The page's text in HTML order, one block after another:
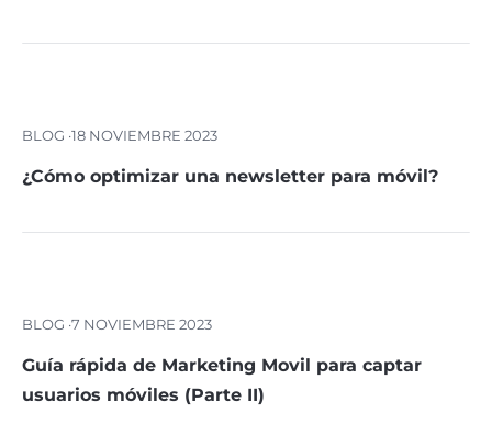
BLOG ·18 NOVIEMBRE 2023
¿Cómo optimizar una newsletter para móvil?
BLOG ·7 NOVIEMBRE 2023
Guía rápida de Marketing Movil para captar
usuarios móviles (Parte II)